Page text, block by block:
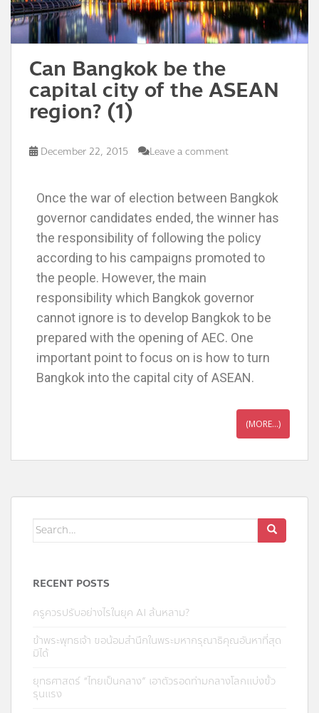
Can Bangkok be the
capital city of the ASEAN
region? (1)
December 22, 2015 Leave a comment
Once the war of election between Bangkok
governor candidates ended, the winner has
the responsibility of following the policy
according to his campaigns promoted to
the people. However, the main
responsibility which Bangkok governor
cannot ignore is to develop Bangkok to be
prepared with the opening of AEC. One
important point to focus on is how to turn
Bangkok into the capital city of ASEAN.
(MORE…)
RECENT POSTS
ครูควรปรับอย่างไรในยุค AI ล้นหลาม?
ข้าพระพุทธเจ้า ขอน้อมสำนึกในพระมหากรุณาธิคุณอันหาที่สุด
มิได้
ยุทธศาสตร์ “ไทยเป็นกลาง” เอาตัวรอดท่ามกลางโลกแบ่งขั้ว
รุนแรง